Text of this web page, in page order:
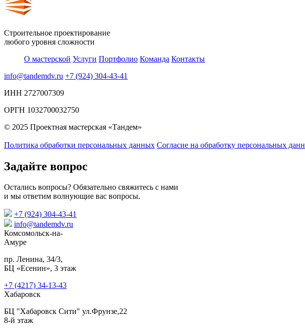
Строительное проектирование
любого уровня сложности
О мастерской Услуги Портфолио Команда Контакты
info@tandemdv.ru +7 (924) 304-43-41
ИНН 2727007309
ОРГН 1032700032750
© 2025 Проектная мастерская «Тандем»
Политика обработки персональных данных Согласие на обработку персональных
Задайте вопрос
Остались вопросы? Обязательно свяжитесь с нами
и мы ответим волнующие вас вопросы.
+7 (924) 304-43-41
info@tandemdv.ru
Комсомольск-на-
Амуре
пр. Ленина, 34/3,
БЦ «Есенин», 3 этаж
+7 (4217) 34-13-43
Хабаровск
БЦ "Хабаровск Сити" ул.Фрунзе,22
8-й этаж